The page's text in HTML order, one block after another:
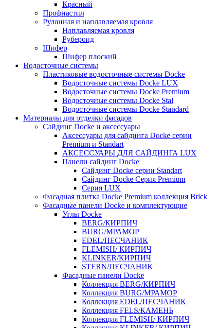
Красный
Профнастил
Рулонная и наплавляемая кровля
Наплавляемая кровля
Рубероид
Шифер
Шифер плоский
Водосточные системы
Пластиковые водосточные системы Docke
Водосточные системы Docke LUX
Водосточные системы Docke Premium
Водосточные системы Docke Stal
Водосточные системы Docke Standard
Материалы для отделки фасадов
Сайдинг Docke и аксессуары
Аксессуары для сайдинга Docke серии
Premium и Standart
АКСЕССУАРЫ ДЛЯ САЙДИНГА LUX
Панели сайдинг Docke
Cайдинг Docke серии Standart
Сайдинг Docke Серия Premium
Серия LUX
Фасадная плитка Docke Premium коллекция Brick
Фасадные панели Docke и комплектующие
Углы Docke
BERG/КИРПИЧ
BURG/МРАМОР
EDEL/ПЕСЧАНИК
FLEMISH/ КИРПИЧ
KLINKER/КИРПИЧ
STERN/ПЕСЧАНИК
Фасадные панели Docke
Коллекция BERG/КИРПИЧ
Коллекция BURG/МРАМОР
Коллекция EDEL/ПЕСЧАНИК
Коллекция FELS/КАМЕНЬ
Коллекция FLEMISH/ КИРПИЧ